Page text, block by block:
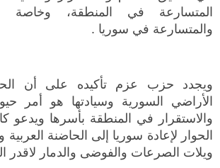
المتسارعة في المنطقة، وخاصة
والمتسارعة في سوريا .
ويجدد حزب عزم تأكيده على أن
الأراضي السورية وسيادتها هو أمر
والاستقرار في المنطقة بأسرها ويدعو
الحوار لإعادة سوريا إلى الحاضنة العربية
ويلات الصرعات والفوضى والدمار لاقدر